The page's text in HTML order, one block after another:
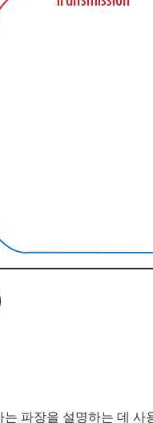
파장을 설명하는 데 사